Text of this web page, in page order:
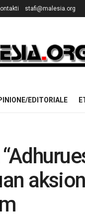
stafi@malesia.org
EDITORIALE